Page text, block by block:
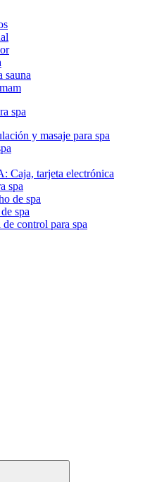
sauna
spa
y masaje para spa
Caja, tarjeta electrónica
spa
de spa
spa
control para spa